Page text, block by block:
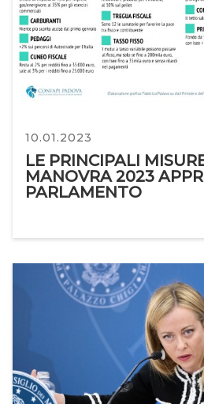
10.01.2023
LE PRINCIPALI
MANOVRA 2023
PARLAMENTO